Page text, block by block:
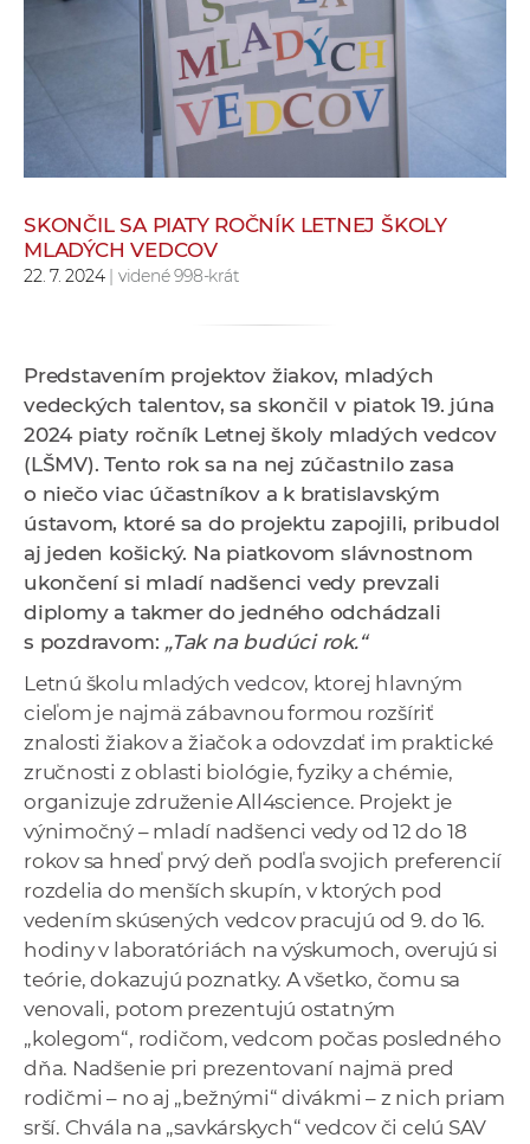
v
h
a
r
a
í
o
c
h
A
SKONČIL SA PIATY ROČNÍK LETNEJ ŠKOLY
MLADÝCH VEDCOV
22. 7. 2024| videné 998-krát
Predstavením projektov žiakov, mladých
vedeckých talentov, sa skončil v piatok 19. júna
2024 piaty ročník Letnej školy mladých vedcov
(LŠMV). Tento rok sa na nej zúčastnilo zasa
o niečo viac účastníkov a k bratislavským
ústavom, ktoré sa do projektu zapojili, pribudol
aj jeden košický. Na piatkovom slávnostnom
ukončení si mladí nadšenci vedy prevzali
diplomy a takmer do jedného odchádzali
s pozdravom: „Tak na budúci rok.“
Letnú školu mladých vedcov, ktorej hlavným
cieľom je najmä zábavnou formou rozšíriť
znalosti žiakov a žiačok a odovzdať im praktické
zručnosti z oblasti biológie, fyziky a chémie,
organizuje združenie All4science. Projekt je
výnimočný – mladí nadšenci vedy od 12 do 18
rokov sa hneď prvý deň podľa svojich preferencií
rozdelia do menších skupín, v ktorých pod
vedením skúsených vedcov pracujú od 9. do 16.
hodiny v laboratóriách na výskumoch, overujú si
teórie, dokazujú poznatky. A všetko, čomu sa
venovali, potom prezentujú ostatným
„kolegom“, rodičom, vedcom počas posledného
dňa. Nadšenie pri prezentovaní najmä pred
rodičmi – no aj „bežnými“ divákmi – z nich priam
srší. Chvála na „savkárskych“ vedcov či celú SAV